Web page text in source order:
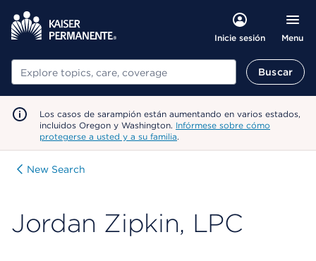
Inicie sesión Menu
Buscar Buscar
Los casos de sarampión están aumentando en varios estados,
incluidos Oregon y Washington. Infórmese sobre cómo
protegerse a usted y a su familia.
New Search
Jordan Zipkin, LPC